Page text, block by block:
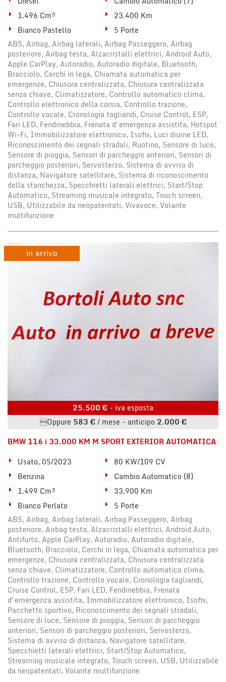
1.496 Cm³
23.400 Km
Bianco Pastello
5 Porte
ABS, Airbag, Airbag laterali, Airbag Passeggero, Airbag
posteriore, Airbag testa, Alzacristalli elettrici, Android Auto,
Apple CarPlay, Autoradio, Autoradio digitale, Bluetooth,
Bracciolo, Cerchi in lega, Chiamata automatica per
emergenze, Chiusura centralizzata, Chiusura centralizzata
senza chiave, Climatizzatore, Controllo automatico clima,
Controllo elettronico della corsia, Controllo trazione,
Controllo vocale, Cronologia tagliandi, Cruise Control, ESP,
Fari LED, Fendinebbia, Frenata d'emergenza assistita, Hotspot
Wi-Fi, Immobilizzatore elettronico, Isofix, Luci diurne LED,
Riconoscimento dei segnali stradali, Ruotino, Sensore di luce,
Sensore di pioggia, Sensori di parcheggio anteriori, Sensori di
parcheggio posteriori, Servosterzo, Sistema di avviso di
distanza, Navigatore satellitare, Sistema di riconoscimento
della stanchezza, Specchietti laterali elettrici, Start/Stop
Automatico, Streaming musicale integrato, Touch screen,
USB, Utilizzabile da neopatentati, Vivavoce, Volante
multifunzione
25.500 € - iva esposta
Oppure 583 €/ mese - anticipo 2.000 €
in arrivo
BMW 116 i 33.000 KM M SPORT EXTERIOR AUTOMATICA
Usato, 05/2023
80 KW/109 CV
Benzina
Cambio Automatico (8)
1.499 Cm³
33.900 Km
Bianco Perlato
5 Porte
ABS, Airbag, Airbag laterali, Airbag Passeggero, Airbag
posteriore, Airbag testa, Alzacristalli elettrici, Android Auto,
Antifurto, Apple CarPlay, Autoradio, Autoradio digitale,
Bluetooth, Bracciolo, Cerchi in lega, Chiamata automatica per
emergenze, Chiusura centralizzata, Chiusura centralizzata
senza chiave, Climatizzatore, Controllo automatico clima,
Controllo trazione, Controllo vocale, Cronologia tagliandi,
Cruise Control, ESP, Fari LED, Fendinebbia, Frenata
d'emergenza assistita, Immobilizzatore elettronico, Isofix,
Pacchetto sportivo, Riconoscimento dei segnali stradali,
Sensore di luce, Sensore di pioggia, Sensori di parcheggio
anteriori, Sensori di parcheggio posteriori, Servosterzo,
Sistema di avviso di distanza, Navigatore satellitare,
Specchietti laterali elettrici, Start/Stop Automatico,
Streaming musicale integrato, Touch screen, USB, Utilizzabile
da neopatentati, Volante multifunzione
Salva
le
impostazioni